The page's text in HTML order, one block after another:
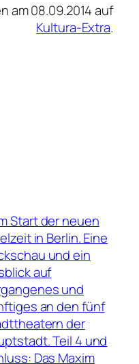
am 08.09.2014 auf
Kultura-Extra.
Start der neuen
in Berlin. Eine
und ein
auf
und
an den fünf
der
Teil 4 und
Das Maxim